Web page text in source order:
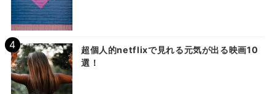
超個人的netflixで見れる元気が出る映画10
選！